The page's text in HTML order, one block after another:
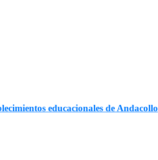
educacionales de Andacollo